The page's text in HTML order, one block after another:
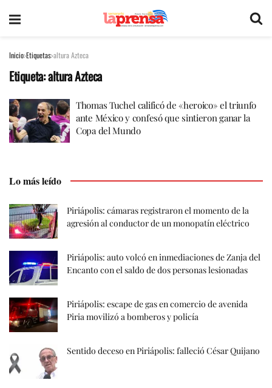
Inicio Etiquetas altura Azteca
Etiqueta:altura Azteca
Thomas Tuchel calificó de «heroico» el triunfo
ante México y confesó que sintieron ganar la
Copa del Mundo
Lo más leído
Piriápolis: cámaras registraron el momento de la
agresión al conductor de un monopatín eléctrico
Piriápolis: auto volcó en inmediaciones de Zanja del
Encanto con el saldo de dos personas lesionadas
Piriápolis: escape de gas en comercio de avenida
Piria movilizó a bomberos y policía
Sentido deceso en Piriápolis: falleció César Quijano